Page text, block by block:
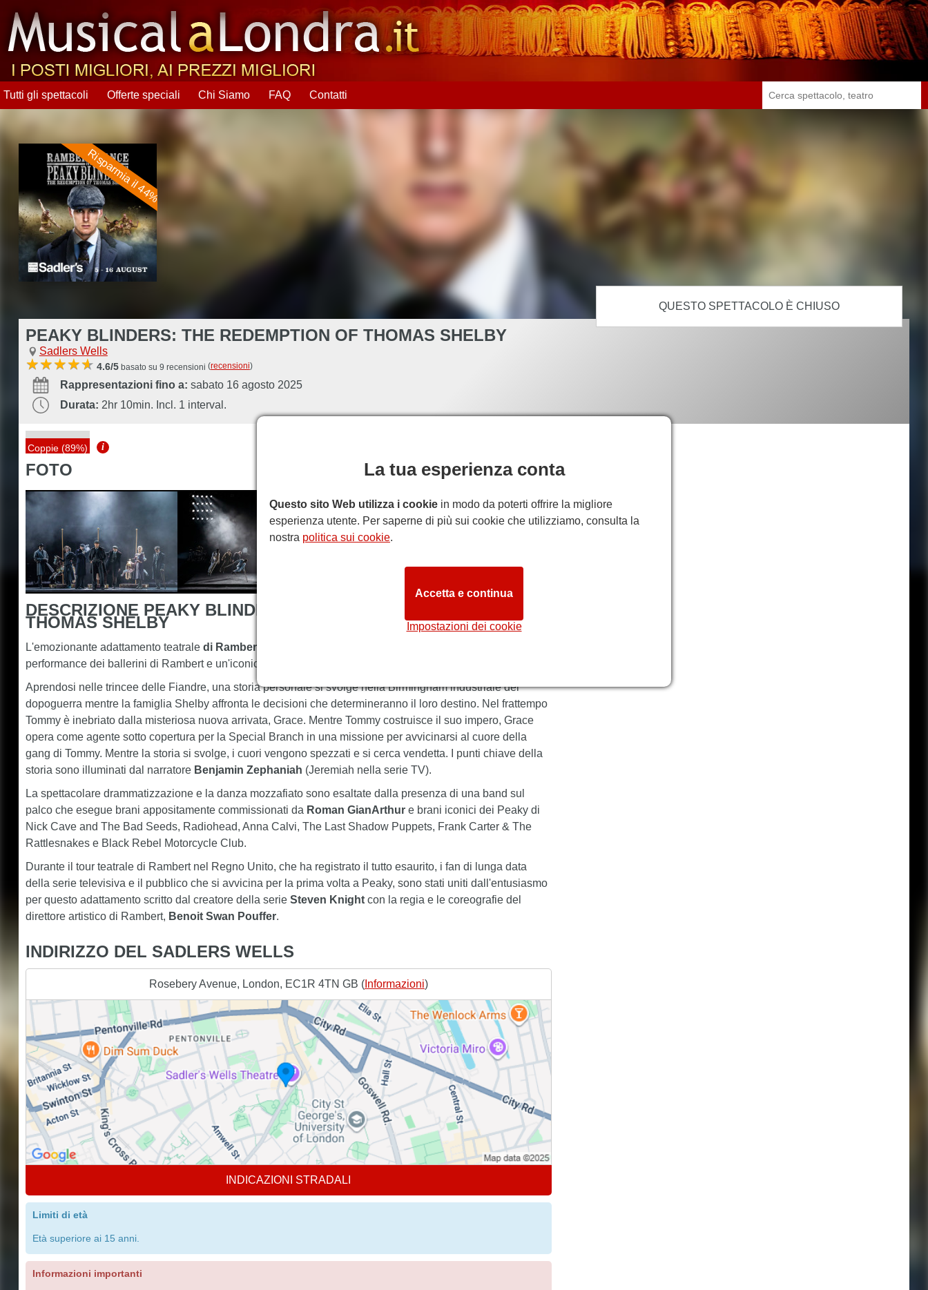
Tutti gli spettacoli Offerte speciali Chi Siamo FAQ Contatti
Risparmia il 44%
PEAKY BLINDERS: THE REDEMPTION OF THOMAS SHELBY
Sadlers Wells
4.6/5 basato su 9 recensioni (recensioni)
Rappresentazioni fino a: sabato 16 agosto 2025
Durata: 2hr 10min. Incl. 1 interval.
QUESTO SPETTACOLO È CHIUSO
Coppie (89%) i
FOTO
DESCRIZIONE PEAKY BLINDERS: THE REDEMPTION OF
THOMAS SHELBY
L'emozionante adattamento teatrale di Rambert
performance dei ballerini di Rambert e un'iconica colonna sonora realizzata da una band dal vivo sul palco.
Aprendosi nelle trincee delle Fiandre, una storia personale si svolge nella Birmingham industriale del
dopoguerra mentre la famiglia Shelby affronta le decisioni che determineranno il loro destino. Nel frattempo
Tommy è inebriato dalla misteriosa nuova arrivata, Grace. Mentre Tommy costruisce il suo impero, Grace
opera come agente sotto copertura per la Special Branch in una missione per avvicinarsi al cuore della
gang di Tommy. Mentre la storia si svolge, i cuori vengono spezzati e si cerca vendetta. I punti chiave della
storia sono illuminati dal narratore Benjamin Zephaniah (Jeremiah nella serie TV).
La spettacolare drammatizzazione e la danza mozzafiato sono esaltate dalla presenza di una band sul
palco che esegue brani appositamente commissionati da Roman GianArthure brani iconici dei Peaky di
Nick Cave and The Bad Seeds, Radiohead, Anna Calvi, The Last Shadow Puppets, Frank Carter & The
Rattlesnakes e Black Rebel Motorcycle Club.
Durante il tour teatrale di Rambert nel Regno Unito, che ha registrato il tutto esaurito, i fan di lunga data
della serie televisiva e il pubblico che si avvicina per la prima volta a Peaky, sono stati uniti dall'entusiasmo
per questo adattamento scritto dal creatore della serie Steven Knightcon la regia e le coreografie del
direttore artistico di Rambert, Benoit Swan Pouffer.
INDIRIZZO DEL SADLERS WELLS
Rosebery Avenue, London, EC1R 4TN GB (Informazioni)
INDICAZIONI STRADALI
Limiti di età
Età superiore ai 15 anni.
Informazioni importanti
La tua esperienza conta
Questo sito Web utilizza i cookie in modo da poterti offrire la migliore
esperienza utente. Per saperne di più sui cookie che utilizziamo, consulta la
nostra politica sui cookie.
Impostazioni dei cookie
Accetta e continua